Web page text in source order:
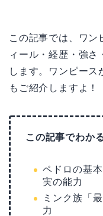
この記事では、ワン
ィール・経歴・強さ
します。ワンピース
もご紹介しますよ！
この記事でわか
ペドロの基
実の能力
ミンク族「
力